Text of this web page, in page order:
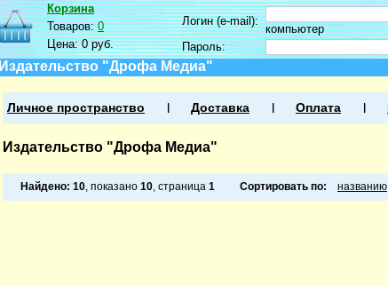
Корзина
Товаров:0
Цена:0 руб.
Логин (e-mail):
компьютер
Пароль:
Издательство "Дрофа Медиа"
Личное пространство Доставка Оплата
Издательство "Дрофа Медиа"
Найдено: 10, показано 10, страница 1 Сортировать по: названию